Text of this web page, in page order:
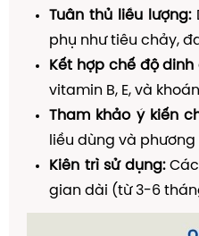
Tuân thủ liều lượng:
phụ như tiêu chảy,
Kết hợp chế độ
vitamin B, E, và
Tham khảo ý kiến
liều dùng và
Kiên trì sử dụng:Các
gian dài (từ 3-6